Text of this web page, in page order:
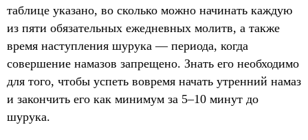
таблице указано, во сколько можно начинать каждую
из пяти обязательных ежедневных молитв, а также
время наступления шурука — периода, когда
совершение намазов запрещено. Знать его необходимо
для того, чтобы успеть вовремя начать утренний намаз
и закончить его как минимум за 5–10 минут до
шурука.